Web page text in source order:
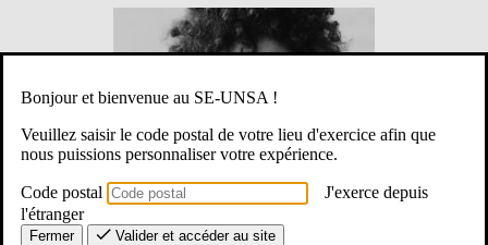
Bonjour et bienvenue au SE-UNSA !
Veuillez saisir le code postal de votre lieu d'exercice afin que
nous puissions personnaliser votre expérience.
Code postal
J'exerce depuis
l'étranger
Fermer Valider et accéder au site